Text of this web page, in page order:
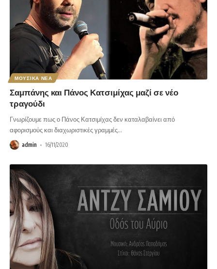
ΜΟΥΣΙΚΑ ΝΕΑ
Σαμπάνης και Πάνος Κατσιμίχας μαζί σε νέο
τραγούδι
Γνωρίζουμε πως ο Πάνος Κατσιμίχας δεν καταλαβαίνει από
αφορισμούς και διαχωριστικές γραμμές…
admin 16/11/2020